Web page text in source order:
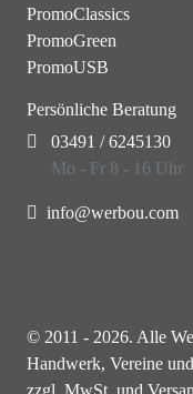
PromoClassics
PromoGreen
PromoUSB
Persönliche Beratung
03491 / 6245130
Mo - Fr 8 - 16 Uhr
info@werbou.com
© 2011 - 2026. Alle
Handwerk, Vereine
zzgl. MwSt. und